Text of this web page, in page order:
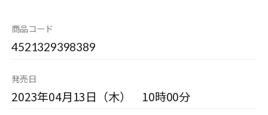
商品コード
4521329398389
発売日
2023年04月13日（木） 10時00分